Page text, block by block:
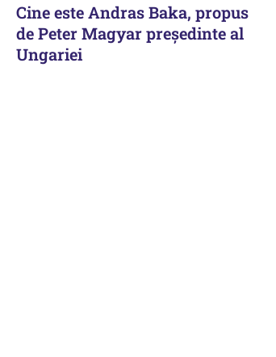
Cine este Andras Baka, propus
de Peter Magyar președinte al
Ungariei